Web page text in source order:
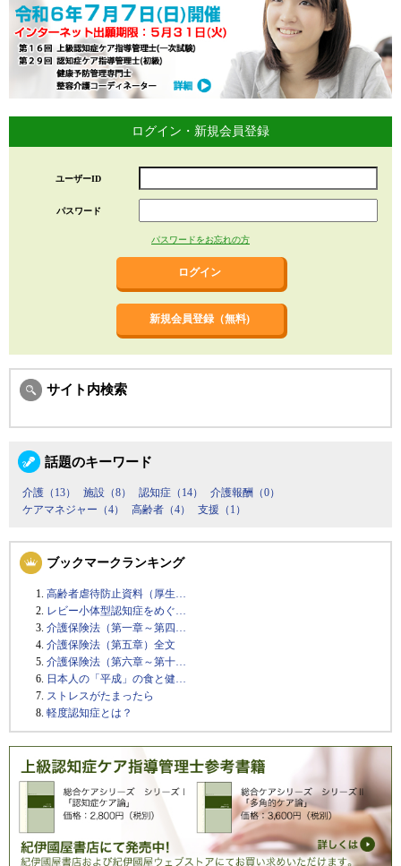
ログイン・新規会員登録
ユーザーID
パスワード
パスワードをお忘れの方
新規会員登録（無料)
サイト内検索
話題のキーワード
介護（13） 施設（8） 認知症（14）
介護報酬（0）
ケアマネジャー（4）
高齢者（4） 支援（1）
ブックマークランキング
高齢者虐待防止資料（厚生…
レビー小体型認知症をめぐ…
介護保険法（第一章～第四…
介護保険法（第五章）全文
介護保険法（第六章～第十…
日本人の「平成」の食と健…
ストレスがたまったら
軽度認知症とは？